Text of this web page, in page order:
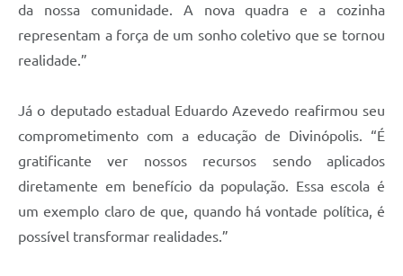
da nossa comunidade. A nova quadra e a cozinha
representam a força de um sonho coletivo que se tornou
realidade.”
Já o deputado estadual Eduardo Azevedo reafirmou seu
comprometimento com a educação de Divinópolis. “É
gratificante ver nossos recursos sendo aplicados
diretamente em benefício da população. Essa escola é
um exemplo claro de que, quando há vontade política, é
possível transformar realidades.”